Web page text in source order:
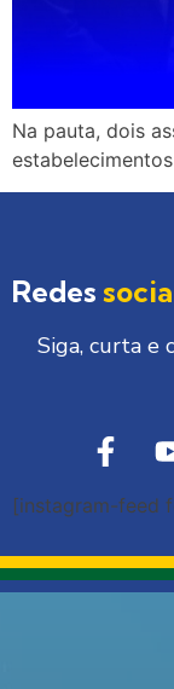
Na pauta, dois
Redes
Siga, curta e
[instagram-feed